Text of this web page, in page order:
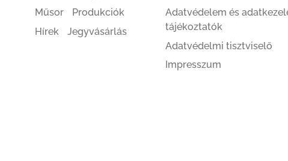
Műsor
Produkciók
Hírek
Jegyvásárlás
Adatvédelem és
tájékoztatók
Adatvédelmi tisztviselő
Impresszum